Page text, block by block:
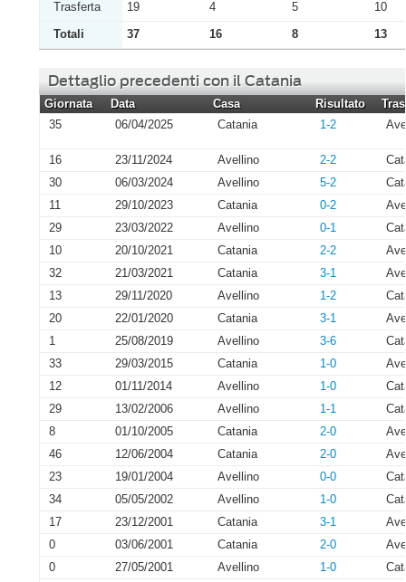
Trasferta
19 4 5
10
Totali
37 16 8 13
Dettaglio precedenti con il Catania
Giornata Data Casa Risultato
35
06/04/2025 Catania 1-2
16 23/11/2024 Avellino 2-2
30
06/03/2024 Avellino 5-2
11
29/10/2023 Catania 0-2
29
23/03/2022 Avellino 0-1
10
20/10/2021 Catania 2-2
32
21/03/2021 Catania 3-1
13
29/11/2020 Avellino 1-2
20
22/01/2020 Catania 3-1
1
25/08/2019 Avellino 3-6
33
29/03/2015 Catania 1-0
12
01/11/2014 Avellino 1-0
29
13/02/2006 Avellino 1-1
8
01/10/2005 Catania 2-0
46
12/06/2004 Catania 2-0
23
19/01/2004 Avellino 0-0
34
05/05/2002 Avellino 1-0
17
23/12/2001 Catania 3-1
0
03/06/2001 Catania 2-0
0
27/05/2001 Avellino 1-0